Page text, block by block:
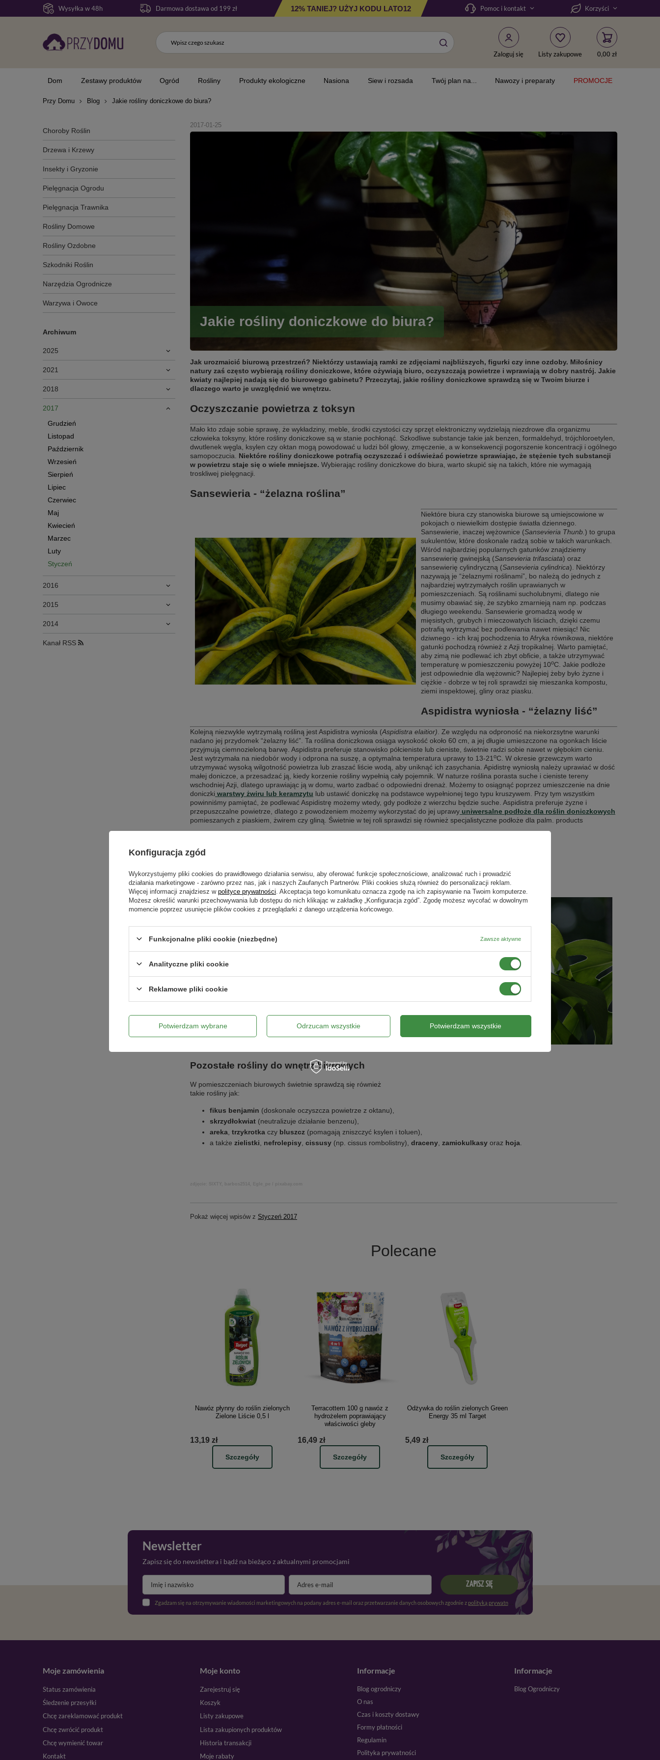
Wysyłka w 48h Darmowa dostawa od 199 zł 12% TANIEJ? UŻYJ KODU LATO12 Pomoc i kontakt Korzyści
Zaloguj się Listy zakupowe 0,00 zł
Dom Zestawy produktów Ogród Rośliny Produkty ekologiczne Nasiona Siew i rozsada Twój plan na... Nawozy i preparaty PROMOCJE
Przy Domu Blog Jakie rośliny doniczkowe do biura?
Choroby Roślin
Drzewa i Krzewy
Insekty i Gryzonie
Pielęgnacja Ogrodu
Pielęgnacja Trawnika
Rośliny Domowe
Rośliny Ozdobne
Szkodniki Roślin
Narzędzia Ogrodnicze
Warzywa i Owoce
Archiwum
2025
2021
2018
2017
Grudzień
Listopad
Październik
Wrzesień
Sierpień
Lipiec
Czerwiec
Maj
Kwiecień
Marzec
Luty
Styczeń
2016
2015
2014
Kanał RSS
2017-01-25
Jakie rośliny doniczkowe do biura?
Jak urozmaicić biurową przestrzeń? Niektórzy ustawiają ramki ze zdjęciami najbliższych, figurki czy inne ozdoby. Miłośnicy
natury zaś często wybierają rośliny doniczkowe, które ożywiają biuro, oczyszczają powietrze i wprawiają w dobry nastrój. Jakie
kwiaty najlepiej nadają się do biurowego gabinetu? Przeczytaj, jakie rośliny doniczkowe sprawdzą się w Twoim biurze i
dlaczego warto je uwzględnić we wnętrzu.
Oczyszczanie powietrza z toksyn
Mało kto zdaje sobie sprawę, że wykładziny, meble, środki czystości czy sprzęt elektroniczny wydzielają niezdrowe dla organizmu
człowieka toksyny, które rośliny doniczkowe są w stanie pochłonąć. Szkodliwe substancje takie jak benzen, formaldehyd, trójchloroetylen,
dwutlenek węgla, ksylen czy oktan mogą powodować u ludzi ból głowy, zmęczenie, a w konsekwencji pogorszenie koncentracji i ogólnego
samopoczucia. Niektóre rośliny doniczkowe potrafią oczyszczać i odświeżać powietrze sprawiając, że stężenie tych substancji
w powietrzu staje się o wiele mniejsze. Wybierając rośliny doniczkowe do biura, warto skupić się na takich, które nie wymagają
troskliwej pielęgnacji.
Sansewieria - “żelazna roślina”
Niektóre biura czy stanowiska biurowe są umiejscowione w
pokojach o niewielkim dostępie światła dziennego.
Sansewierie, inaczej wężownice (Sansevieria Thunb. ) to grupa
sukulentów, które doskonale radzą sobie w takich warunkach.
Wśród najbardziej popularnych gatunków znajdziemy
sansewierię gwinejską (Sansevieria trifasciata) oraz
sansewierię cylindryczną (Sansevieria cylindrica). Niektórzy
nazywają je “żelaznymi roślinami”, bo należą do jednych z
najbardziej wytrzymałych roślin uprawianych w
pomieszczeniach. Są roślinami sucholubnymi, dlatego nie
musimy obawiać się, że szybko zmarnieją nam np. podczas
długiego weekendu. Sansewierie gromadzą wodę w
mięsistych, grubych i mieczowatych liściach, dzięki czemu
potrafią wytrzymać bez podlewania nawet miesiąc! Nic
dziwnego - ich kraj pochodzenia to Afryka równikowa, niektóre
gatunki pochodzą również z Azji tropikalnej. Warto pamiętać,
aby zimą nie podlewać ich zbyt obficie, a także utrzymywać
temperaturę w pomieszczeniu powyżej 10oC. Jakie podłoże
jest odpowiednie dla wężownic? Najlepiej żeby było żyzne i
ciężkie - dobrze w tej roli sprawdzi się mieszanka kompostu,
ziemi inspektowej, gliny oraz piasku.
Aspidistra wyniosła - “żelazny liść”
Kolejną niezwykle wytrzymałą rośliną jest Aspidistra wyniosła (Aspidistra elaitior) . Ze względu na odproność na niekorzsytne warunki
nadano jej przydomek “żelazny liść”. Ta roślina doniczkowa osiąga wysokość około 60 cm, a jej długie umieszczone na ogonkach liście
przyjmują ciemnozieloną barwę. Aspidistra preferuje stanowisko półcieniste lub cieniste, świetnie radzi sobie nawet w głębokim cieniu.
Jest wytrzymała na niedobór wody i odprona na suszę, a optymalna temperatura uprawy to 13-21 oC. W okresie grzewczym warto
utrzymywać wysoką wilgotność powietrza lub zraszać liście wodą, aby uniknąć ich zasychania. Apidistrę wyniosłą należy uprawiać w dość
małej doniczce, a przesadzać ją, kiedy korzenie rośliny wypełnią cały pojemnik. W naturze roślina porasta suche i cieniste tereny
wschodniej Azji, dlatego uprawiając ją w domu, warto zadbać o odpowiedni drenaż. Możemy to osiągnąć poprzez umieszczenie na dnie
doniczki warstwy żwiru lub keramzytu lub ustawić doniczkę na podstawce wypełnionej tego typu kruszywem. Przy tym wszystkim
powinniśmy pamiętać, że podlewać Aspidistrę możemy wtedy, gdy podłoże z wierzchu będzie suche. Aspidistra preferuje żyzne i
przepuszczalne powietrze, dlatego z powodzeniem możemy wykorzystać do jej uprawy uniwersalne podłoże dla roślin doniczkowych
pomieszanych z piaskiem, żwirem czy gliną. Świetnie w tej roli sprawdzi się również specjalistyczne podłoże dla palm. products
wnętrzach biur jest Monstera dziurawa (Monstera deliciosa),
należąca do rodziny obrazkowatych Aracae. Jest rośliną pnącą
się, dlatego warunkach mieszkalnych należy zapewnić jej
odpowiednią podporę i dużą przestrzeń. Monstera o liściach w
kształcie serca, z wiekiem coraz bardziej powycinanych i
dziurkowanych najlepiej czuje się w pomieszczeniach, gdzie
od okna. Latem należy ją chronić przed zbytnim
rzadziej, pamiętając aby regularnie spryskiwać liście
odwapnioną wodą. Liście możemy również pielęgnować
niż raz na 2 miesiące. Zimą powinniśmy pamiętać o tym, aby
utrzymywać w pomieszczeniu temperaturę powyżej 13oC, a
torfowym. Ciekawymi odmianami Monstery są:Monstera
deliciosa `Borsigiana`
Monstera deliciosa `Marmorata`,
Pozostałe rośliny do wnętrz biurowych
W pomieszczeniach biurowych świetnie sprawdzą się również
takie rośliny jak:
fikus benjamin (doskonale oczyszcza powietrze z oktanu),
skrzydłokwiat (neutralizuje działanie benzenu),
areka trzykrotka czy bluszcz (pomagają zniszczyć ksylen i toluen),
a także zielistki nefrolepisy cissusy (np. cissus rombolistny), draceny zamiokulkasy oraz hoja
Pokaż więcej wpisów z Styczeń 2017
Polecane
Nawóz płynny do roślin zielonych
Zielone Liście 0,5 l
13,19 zł
Szczegóły
Terracottem 100 g nawóz z
hydrożelem poprawiający
właściwości gleby
16,49 zł
Szczegóły
Odżywka do roślin zielonych Green
Energy 35 ml Target
5,49 zł
Szczegóły
Newsletter
Zapisz się do newslettera i bądź na bieżąco z aktualnymi promocjami
Zgadzam się na otrzymywanie wiadomości marketingowych na podany adres e-mail oraz przetwarzanie danych osobowych zgodnie z polityką prywatności . Więcej informacji znajdziesz w
ZAPISZ SIĘ
Moje zamówienia
Status zamówienia
Śledzenie przesyłki
Chcę zareklamować produkt
Chcę zwrócić produkt
Chcę wymienić towar
Kontakt
Moje konto
Zarejestruj się
Koszyk
Listy zakupowe
Lista zakupionych produktów
Historia transakcji
Moje rabaty
Informacje
Blog ogrodniczy
O nas
Czas i koszty dostawy
Formy płatności
Regulamin
Polityka prywatności
Informacje
Blog Ogrodniczy
Konfiguracja zgód
Wykorzystujemy pliki cookies do prawidłowego działania serwisu, aby oferować funkcje społecznościowe, analizować ruch i prowadzić
działania marketingowe - zarówno przez nas, jak i naszych Zaufanych Partnerów. Pliki cookies służą również do personalizacji reklam.
Więcej informacji znajdziesz w polityce prywatności . Akceptacja tego komunikatu oznacza zgodę na ich zapisywanie na Twoim komputerze.
Możesz określić warunki przechowywania lub dostępu do nich klikając w zakładkę „Konfiguracja zgód”. Zgodę możesz wycofać w dowolnym
momencie poprzez usunięcie plików cookies z przeglądarki z danego urządzenia końcowego.
Funkcjonalne pliki cookie (niezbędne) Zawsze aktywne
Analityczne pliki cookie
Reklamowe pliki cookie
Potwierdzam wybrane Odrzucam wszystkie Potwierdzam wszystkie